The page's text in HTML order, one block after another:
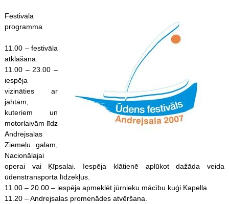
Festivāla
programma
11.00 – festivāla
atklāšana.
11.00 – 23.00 –
iespēja
vizināties ar
jahtām,
kuteriem un
motorlaivām līdz
Andrejsalas
Ziemeļu galam,
Nacionālajai
operai vai Ķīpsalai. Iespēja klātienē aplūkot dažāda veida
ūdenstransporta līdzekļus.
11.00 – 20.00 – iespēja apmeklēt jūrnieku mācību kuģi Kapella.
11.20 – Andrejsalas promenādes atvēršana.